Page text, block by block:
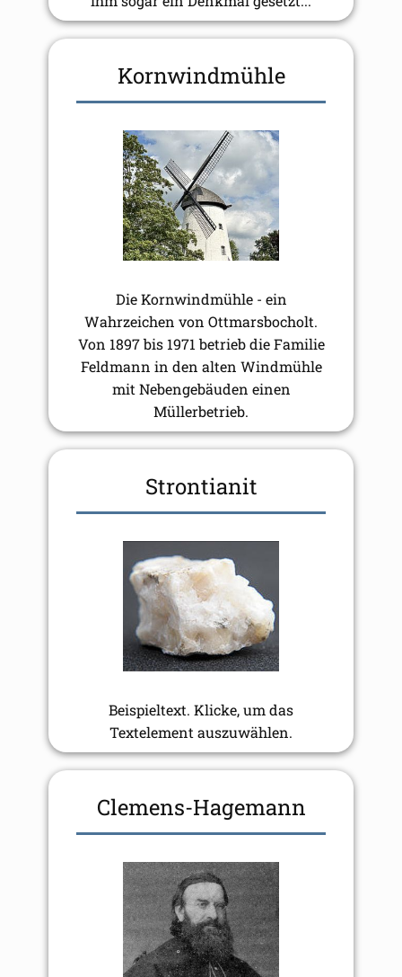
Kornwindmühle
Die Kornwindmühle - ein
Wahrzeichen von Ottmarsbocholt.
Von 1897 bis 1971 betrieb die Familie
Feldmann in den alten Windmühle
mit Nebengebäuden einen
Müllerbetrieb.
Strontianit
Beispieltext. Klicke, um das
Textelement auszuwählen.
Clemens-Hagemann